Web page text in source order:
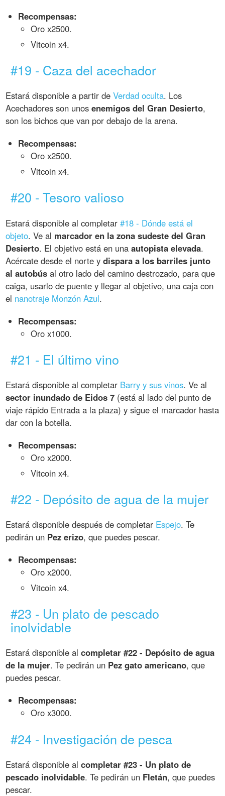
Recompensas:
Oro x2500.
Vitcoin x4.
#19 - Caza del acechador
Estará disponible a partir deVerdad oculta. Los
Acechadores son unosenemigos del Gran Desierto,
son los bichos que van por debajo de la arena.
Recompensas:
Oro x2500.
Vitcoin x4.
#20 - Tesoro valioso
Estará disponible al completar#18 - Dónde está el
objeto. Ve al marcador en la zona sudeste del Gran
Desierto. El objetivo está en unaautopista elevada.
Acércate desde el norte ydispara a los barriles junto
al autobús al otro lado del camino destrozado, para que
caiga, usarlo de puente y llegar al objetivo, una caja con
el nanotraje Monzón Azul.
Recompensas:
Oro x1000.
#21 - El último vino
Estará disponible al completar Barry y sus vinos. Ve al
sector inundado de Eidos 7 (está al lado del punto de
viaje rápido Entrada a la plaza) y sigue el marcador hasta
dar con la botella.
Recompensas:
Oro x2000.
Vitcoin x4.
#22 - Depósito de agua de la mujer
Estará disponible después de completar Espejo. Te
pedirán un Pez erizo, que puedes pescar.
Recompensas:
Oro x2000.
Vitcoin x4.
#23 - Un plato de pescado
inolvidable
Estará disponible alcompletar #22 - Depósito de agua
de la mujer. Te pedirán un Pez gato americano, que
puedes pescar.
Recompensas:
Oro x3000.
#24 - Investigación de pesca
Estará disponible alcompletar #23 - Un plato de
pescado inolvidable. Te pedirán un Fletán, que puedes
pescar.